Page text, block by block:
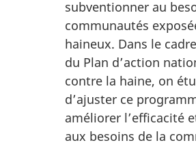
subventionner au
communautés
haineux. Dans le
du Plan d’action
contre la haine, on
d’ajuster ce
améliorer l’efficacité
aux besoins de la